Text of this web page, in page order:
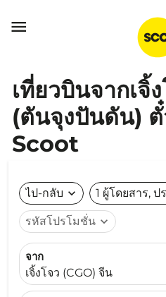

เที่ยวบินจากเจิ้
(ตันจุงปันดัน) ตั๋
Scoot
ไป-กลับ expand_more 1 ผู้โดยสาร, ป
รหัสโปรโมชั่น expand_more
จาก
เจิ้งโจว (CGO) จีน